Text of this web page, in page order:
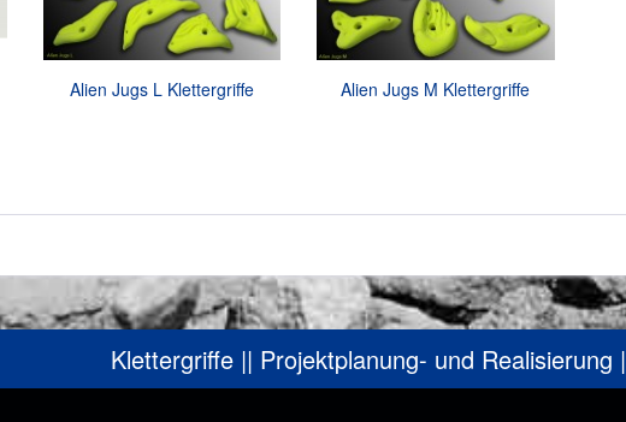
Alien Jugs L Klettergriffe Alien Jugs M Klettergriffe
Klettergriffe || Projektplanung- und Realisierung